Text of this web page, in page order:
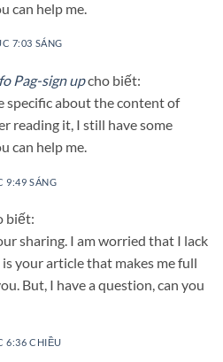
can help me.
7:03 SÁNG
Pag-sign upcho biết:
specific about the content of
reading it, I still have some
can help me.
9:49 SÁNG
biết:
sharing. I am worried that I lack
your article that makes me full
But, I have a question, can you
6:36 CHIỀU